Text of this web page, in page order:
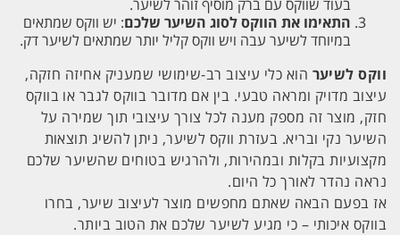
בעוד שווקס עם ברק מוסיף זוהר לשיער.
התאימו את הווקס לסוג השיער שלכם: יש ווקס שמתאים
במיוחד לשיער עבה ויש ווקס קליל יותר שמתאים לשיער דק.
ווקס לשיער הוא כלי עיצוב רב-שימושי שמעניק אחיזה חזקה,
עיצוב מדויק ומראה טבעי. בין אם מדובר בווקס לגבר או בווקס
חזק, מוצר זה מספק מענה לכל צורך עיצובי תוך שמירה על
השיער נקי ובריא. בעזרת ווקס לשיער, ניתן להשיג תוצאות
מקצועיות בקלות ובמהירות, ולהרגיש בטוחים שהשיער שלכם
נראה נהדר לאורך כל היום.
אז בפעם הבאה שאתם מחפשים מוצר לעיצוב שיער, בחרו
בווקס איכותי – כי מגיע לשיער שלכם את הטוב ביותר.